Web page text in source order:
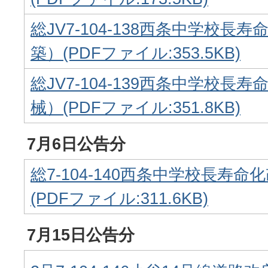
総JV7-104-138西条中学校長寿
築）(PDFファイル:353.5KB)
総JV7-104-139西条中学校長寿
械）(PDFファイル:351.8KB)
7月6日公告分
総7-104-140西条中学校長寿命
(PDFファイル:311.6KB)
7月15日公告分